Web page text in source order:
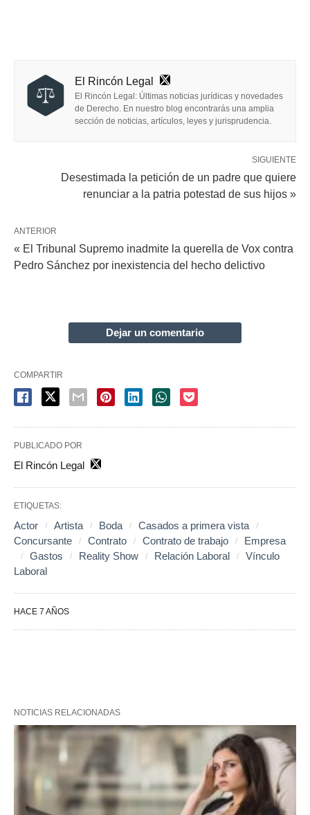
El Rincón Legal
El Rincón Legal: Últimas noticias jurídicas y novedades
de Derecho. En nuestro blog encontrarás una amplia
sección de noticias, artículos, leyes y jurisprudencia.
SIGUIENTE
Desestimada la petición de un padre que quiere
renunciar a la patria potestad de sus hijos »
ANTERIOR
« El Tribunal Supremo inadmite la querella de Vox contra
Pedro Sánchez por inexistencia del hecho delictivo
Dejar un comentario
COMPARTIR
PUBLICADO POR
El Rincón Legal
ETIQUETAS:
Actor Artista Boda
Casados a primera vista
Concursante
Contrato Contrato de trabajo
Empresa
Gastos
Reality Show Relación Laboral
Vínculo
Laboral
HACE 7 AÑOS
NOTICIAS RELACIONADAS